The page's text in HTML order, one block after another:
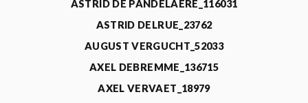
ASTRID DE PANDELAERE_116031
ASTRID DELRUE_23762
AUGUST VERGUCHT_52033
AXEL DEBREMME_136715
AXEL VERVAET_18979